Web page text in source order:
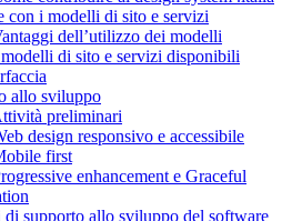
con i modelli di sito e servizi
dell’utilizzo dei modelli
di sito e servizi disponibili
allo sviluppo
preliminari
design responsivo e accessibile
first
enhancement e Graceful
di supporto allo sviluppo del software